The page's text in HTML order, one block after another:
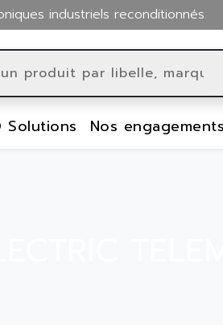
industriels reconditionnés
Solutions Nos